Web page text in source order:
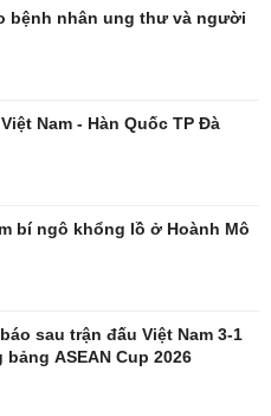
Văn học
bệnh nhân ung thư và người
Nam - Hàn Quốc TP Đà
bí ngô khổng lồ ở Hoành Mô
sau trận đấu Việt Nam 3-1
ASEAN Cup 2026